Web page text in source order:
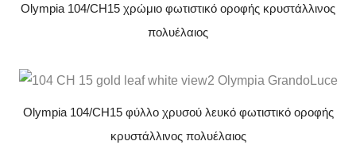
Olympia 104/CH15 χρώμιο φωτιστικό οροφής κρυστάλλινος
πολυέλαιος
Olympia 104/CH15 φύλλο χρυσού λευκό φωτιστικό οροφής
κρυστάλλινος πολυέλαιος